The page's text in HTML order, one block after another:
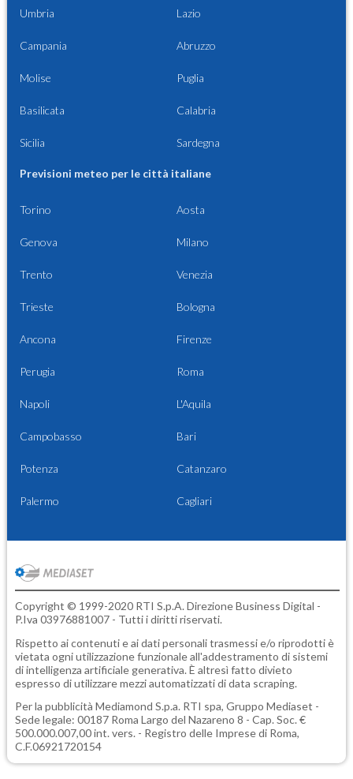
Umbria Lazio
Campania Abruzzo
Molise Puglia
Basilicata Calabria
Sicilia Sardegna
Previsioni meteo per le città italiane
Torino Aosta
Genova Milano
Trento Venezia
Trieste Bologna
Ancona Firenze
Perugia Roma
Napoli L'Aquila
Campobasso Bari
Potenza Catanzaro
Palermo Cagliari
Copyright © 1999-2020 RTI S.p.A. Direzione Business Digital -
P.Iva 03976881007 - Tutti i diritti riservati.
Rispetto ai contenuti e ai dati personali trasmessi e/o riprodotti è
vietata ogni utilizzazione funzionale all'addestramento di sistemi
di intelligenza artificiale generativa. È altresì fatto divieto
espresso di utilizzare mezzi automatizzati di data scraping.
Per la pubblicità Mediamond S.p.a. RTI spa, Gruppo Mediaset -
Sede legale: 00187 Roma Largo del Nazareno 8 - Cap. Soc. €
500.000.007,00 int. vers. - Registro delle Imprese di Roma,
C.F.06921720154